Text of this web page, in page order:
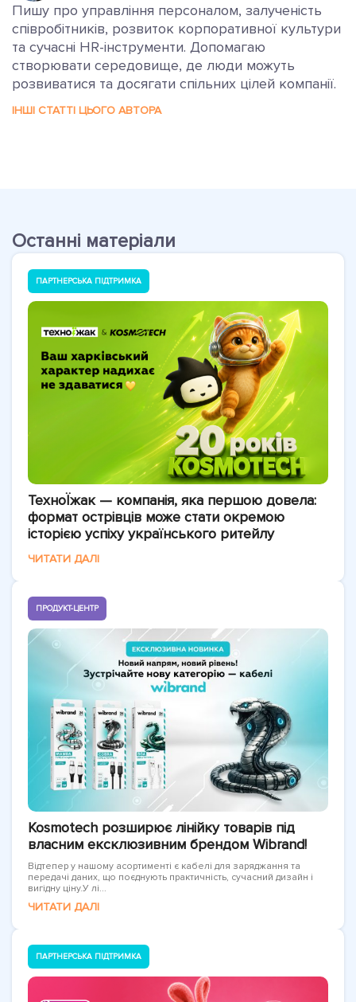
Пишу про управління персоналом, залученість
співробітників, розвиток корпоративної культури
та сучасні HR-інструменти. Допомагаю
створювати середовище, де люди можуть
розвиватися та досягати спільних цілей компанії.
ІНШІ СТАТТІ ЦЬОГО АВТОРА
Останні матеріали
ПАРТНЕРСЬКА ПІДТРИМКА
ТехноЇжак — компанія, яка першою довела:
формат острівців може стати окремою
історією успіху українського ритейлу
ЧИТАТИ ДАЛІ
ПРОДУКТ-ЦЕНТР
Kosmotech розширює лінійку товарів під
власним ексклюзивним брендом Wibrand!
Відтепер у нашому асортименті є кабелі для заряджання та
передачі даних, що поєднують практичність, сучасний дизайн і
вигідну ціну.У лі...
ЧИТАТИ ДАЛІ
ПАРТНЕРСЬКА ПІДТРИМКА